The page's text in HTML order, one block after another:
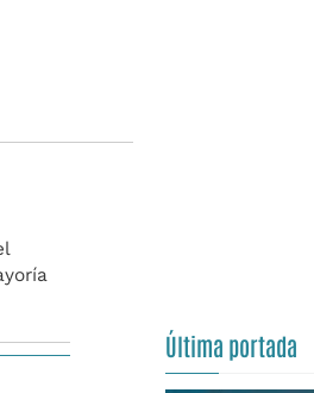
Última portada